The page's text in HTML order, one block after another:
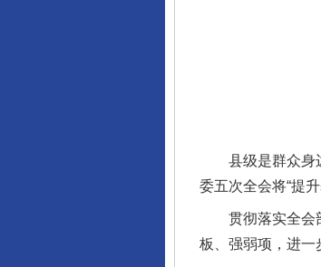
县级是群众身边
委五次全会将“提
贯彻落实全会部
板、强弱项，进一